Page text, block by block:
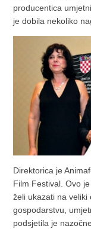
producentica
je dobila nekoliko
Direktorica je
Film Festival. Ovo
želi ukazati na veliki
gospodarstvu,
podsjetila je